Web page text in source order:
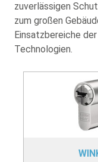
zuverlässigen
zum großen
Einsatzbereiche
Technologien.